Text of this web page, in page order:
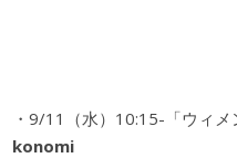
・9/11（水）10:15-「ウィ
konomi